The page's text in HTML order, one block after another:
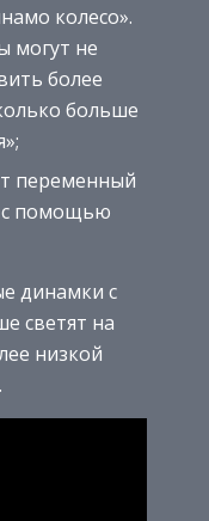
колесо».
могут не
более
больше
переменный
с помощью
динамки с
светят на
низкой